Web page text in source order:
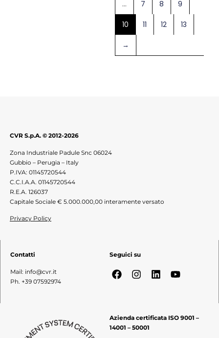
… 7 8 9
10 11 12 13
→
CVR S.p.A. © 2012-2026
Zona Industriale Padule Snc 06024
Gubbio – Perugia – Italy
P.IVA: 01145720544
C.C.I.A.A. 01145720544
R.E.A. 126037
Capitale Sociale € 5.000.000,00 interamente versato
Privacy Policy
Contatti
Mail: info@cvr.it
Ph. +39 07592974
Seguici su
Azienda certificata ISO 9001 –
14001 – 50001